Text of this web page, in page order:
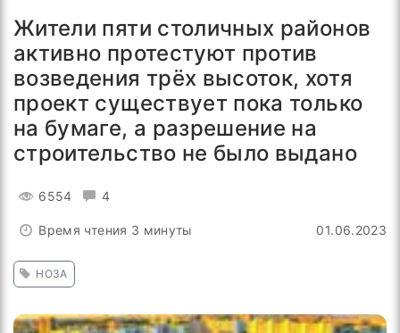
Жители пяти столичных районов
активно протестуют против
возведения трёх высоток, хотя
проект существует пока только
на бумаге, а разрешение на
строительство не было выдано
6554 4
Время чтения 3 минуты 01.06.2023
НОЗА